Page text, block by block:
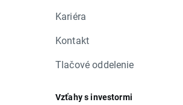
Kariéra
Kontakt
Tlačové oddelenie
Vzťahy s investormi